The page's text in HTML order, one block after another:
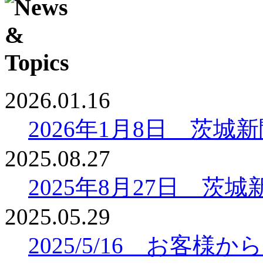
2026.01.16
2026年1月8日 茨城
2025.08.27
2025年8月27日 茨城
2025.05.29
2025/5/16 お客様か